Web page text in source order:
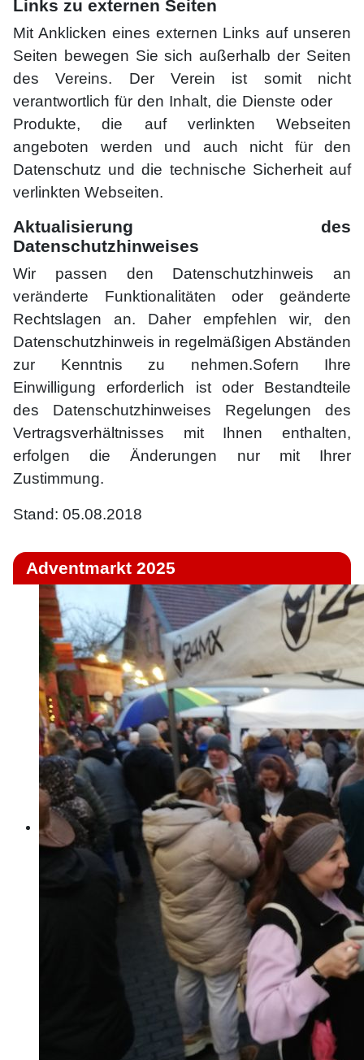
Links zu externen Seiten
Mit Anklicken eines externen Links auf unseren
Seiten bewegen Sie sich außerhalb der Seiten
des Vereins. Der Verein ist somit nicht
verantwortlich für den Inhalt, die Dienste oder
Produkte, die auf verlinkten Webseiten
angeboten werden und auch nicht für den
Datenschutz und die technische Sicherheit auf
verlinkten Webseiten.
Aktualisierung des
Datenschutzhinweises
Wir passen den Datenschutzhinweis an
veränderte Funktionalitäten oder geänderte
Rechtslagen an. Daher empfehlen wir, den
Datenschutzhinweis in regelmäßigen Abständen
zur Kenntnis zu nehmen.Sofern Ihre
Einwilligung erforderlich ist oder Bestandteile
des Datenschutzhinweises Regelungen des
Vertragsverhältnisses mit Ihnen enthalten,
erfolgen die Änderungen nur mit Ihrer
Zustimmung.
Stand: 05.08.2018
Adventmarkt 2025